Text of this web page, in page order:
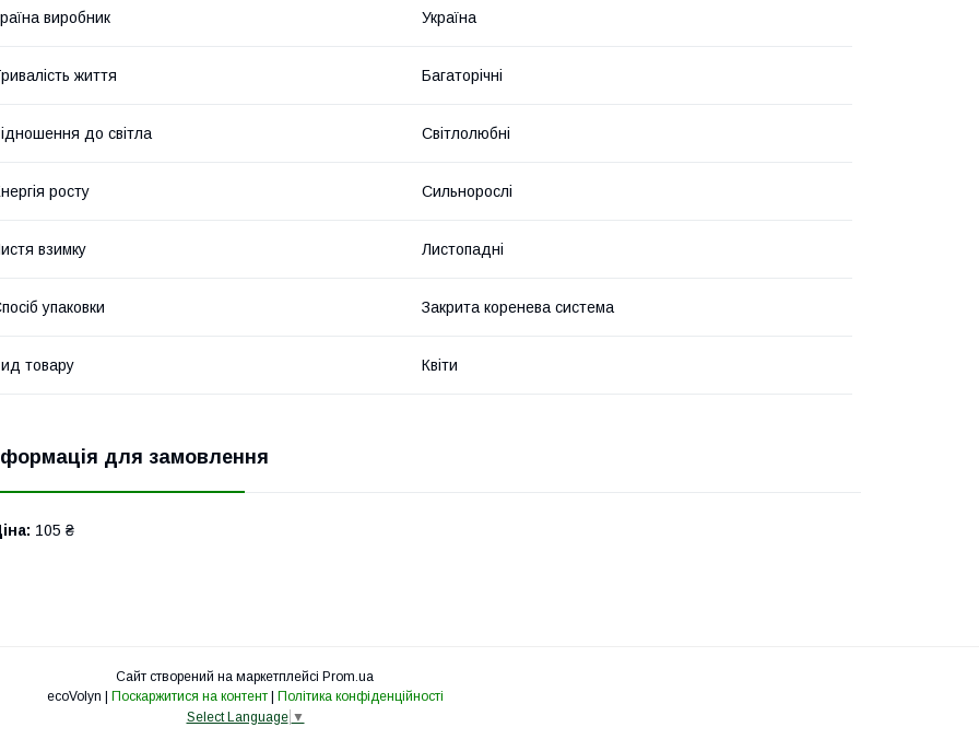
виробник Україна
життя Багаторічні
до світла Світлолюбні
росту Сильнорослі
взимку Листопадні
упаковки Закрита коренева система
товару Квіти
для замовлення
105 ₴
Сайт створений на маркетплейсі Prom.ua
Поскаржитися на контент
Політика конфіденційності
Select Language ▼